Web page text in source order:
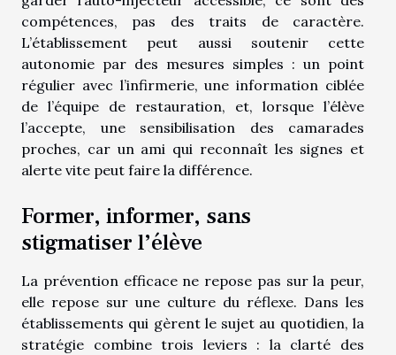
compétences, pas des traits de caractère.
L’établissement peut aussi soutenir cette
autonomie par des mesures simples : un point
régulier avec l’infirmerie, une information ciblée
de l’équipe de restauration, et, lorsque l’élève
l’accepte, une sensibilisation des camarades
proches, car un ami qui reconnaît les signes et
alerte vite peut faire la différence.
Former, informer, sans
stigmatiser l’élève
La prévention efficace ne repose pas sur la peur,
elle repose sur une culture du réflexe. Dans les
établissements qui gèrent le sujet au quotidien, la
stratégie combine trois leviers : la clarté des